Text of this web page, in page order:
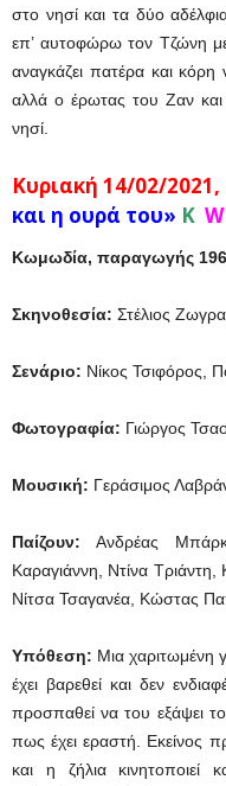
στο νησί και τα δύο
επ’ αυτοφώρω τον Τζώνη
αναγκάζει πατέρα και
αλλά ο έρωτας του Ζαν
νησί.
Κυριακή 14/02/2021,
και η ουρά του» K W
Κωμωδία, παραγωγής
Σκηνοθεσία: Στέλιος
Σενάριο: Νίκος Τσιφόρος,
Φωτογραφία: Γιώργος
Μουσική: Γεράσιμος
Παίζουν: Ανδρέας
Καραγιάννη, Ντίνα
Νίτσα Τσαγανέα, Κώστας
Υπόθεση: Μια χαριτωμένη
έχει βαρεθεί και δεν
προσπαθεί να του εξάψει
πως έχει εραστή. Εκείνος
και η ζήλια κινητοποιεί